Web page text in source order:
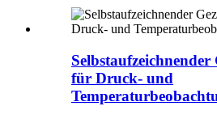
Selbstaufzeichnender
für Druck- und